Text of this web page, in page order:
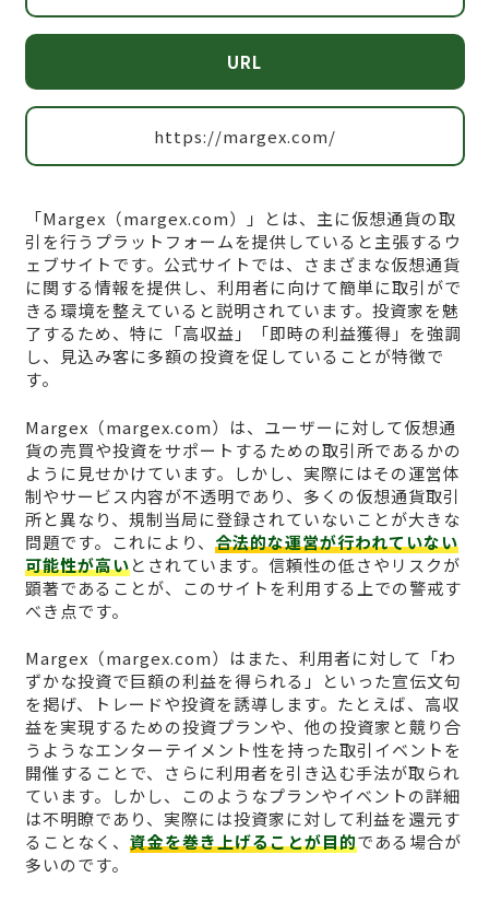
URL
https://margex.com/
「Margex（margex.com）」とは、主に仮想通貨の取
引を行うプラットフォームを提供していると主張するウ
ェブサイトです。公式サイトでは、さまざまな仮想通貨
に関する情報を提供し、利用者に向けて簡単に取引がで
きる環境を整えていると説明されています。投資家を魅
了するため、特に「高収益」「即時の利益獲得」を強調
し、見込み客に多額の投資を促していることが特徴で
す。
Margex（margex.com）は、ユーザーに対して仮想通
貨の売買や投資をサポートするための取引所であるかの
ように見せかけています。しかし、実際にはその運営体
制やサービス内容が不透明であり、多くの仮想通貨取引
所と異なり、規制当局に登録されていないことが大きな
問題です。これにより、 合法的な運営が行われていない
可能性が高いとされています。信頼性の低さやリスクが
顕著であることが、このサイトを利用する上での警戒す
べき点です。
Margex（margex.com）はまた、利用者に対して「わ
ずかな投資で巨額の利益を得られる」といった宣伝文句
を掲げ、トレードや投資を誘導します。たとえば、高収
益を実現するための投資プランや、他の投資家と競り合
うようなエンターテイメント性を持った取引イベントを
開催することで、さらに利用者を引き込む手法が取られ
ています。しかし、このようなプランやイベントの詳細
は不明瞭であり、実際には投資家に対して利益を還元す
ることなく、 資金を巻き上げることが目的である場合が
多いのです。